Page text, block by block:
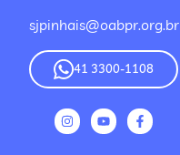
sjpinhais@oabpr.org.br
41 3300-1108